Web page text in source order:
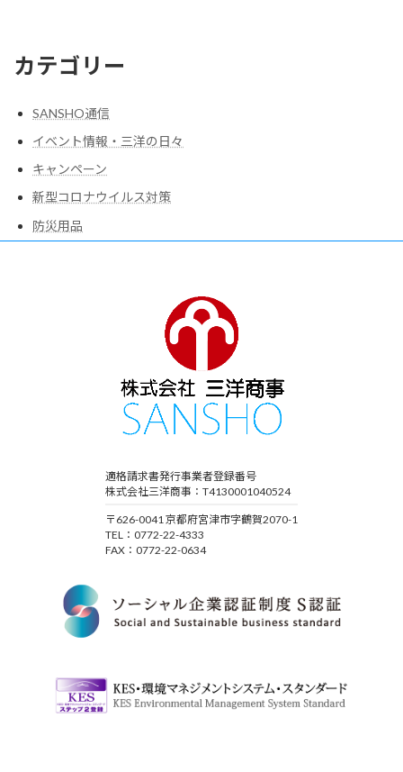
カテゴリー
SANSHO通信
イベント情報・三洋の日々
キャンペーン
新型コロナウイルス対策
防災用品
適格請求書発行事業者登録番号
株式会社三洋商事：T4130001040524
〒626-0041 京都府宮津市字鶴賀2070-1
TEL：0772-22-4333
FAX：0772-22-0634